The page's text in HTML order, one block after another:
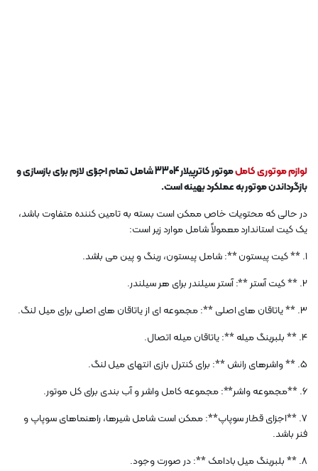
لوازم موتوری کامل
موتور کاترپیلار 3304 شامل تمام اجزای لازم برای بازسازی و
بازگرداندن موتور به عملکرد بهینه است.
در حالی که محتویات خاص ممکن است بسته به تامین کننده متفاوت باشد،
یک کیت استاندارد معمولاً شامل موارد زیر است:
1. ** کیت پیستون **: شامل پیستون، رینگ و پین می باشد.
2. ** کیت آستر **: آستر سیلندر برای هر سیلندر.
3. ** یاتاقان های اصلی **: مجموعه ای از یاتاقان های اصلی برای میل لنگ.
4. ** بلبرینگ میله **: یاتاقان میله اتصال.
5. ** واشرهای رانش **: برای کنترل بازی انتهای میل لنگ.
6. **مجموعه واشر**: مجموعه کامل واشر و آب بندی برای کل موتور.
7. **اجزای قطار سوپاپ**: ممکن است شامل شیرها، راهنماهای سوپاپ و
فنر باشد.
8. ** بلبرینگ میل بادامک **: در صورت وجود.